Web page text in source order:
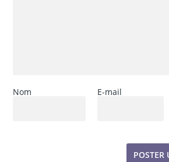
Nom E-mail